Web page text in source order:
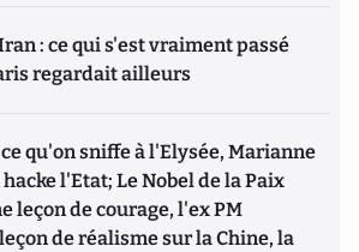
: ce qui s'est vraiment passé
regardait ailleurs
qu'on sniffe à l'Elysée, Marianne
l'Etat; Le Nobel de la Paix
leçon de courage, l'ex PM
de réalisme sur la Chine, la